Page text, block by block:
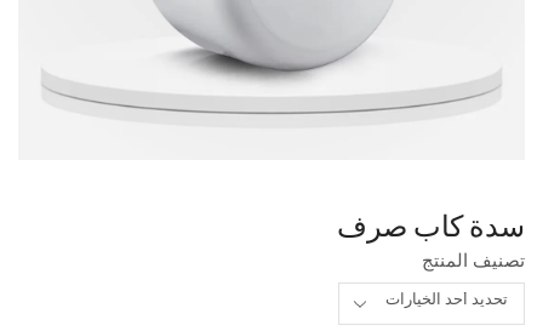
سدة كاب صرف
تصنيف المنتج